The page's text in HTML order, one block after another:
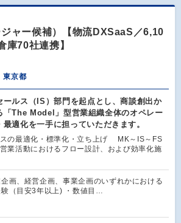
ャー候補）【物流DXSaaS／6,10
庫70社連携】
東京都
ールス（IS）部門を起点とし、商談創出か
「The Model」型営業組織全体のオペレー
最適化を一手に担っていただきます。
の最適化・標準化・立ち上げ MK～IS～FS
業活動におけるフロー設計、および効率化施
企画、経営企画、事業企画のいずれかにおける
（目安3年以上) ・数値目…